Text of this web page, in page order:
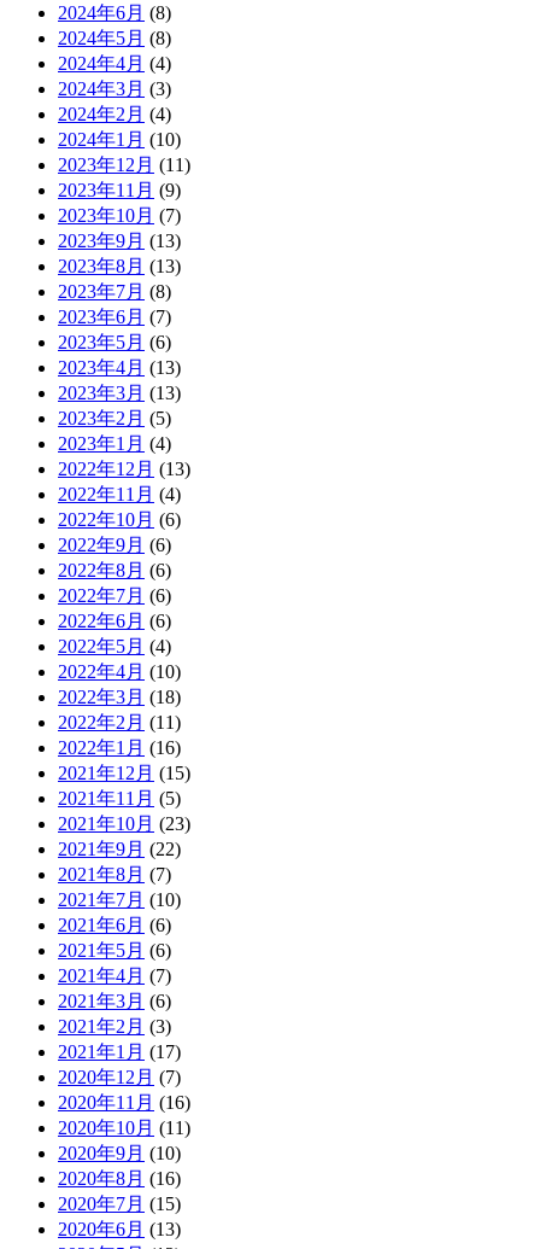
2024年6月 (8)
2024年5月 (8)
2024年4月 (4)
2024年3月 (3)
2024年2月 (4)
2024年1月 (10)
2023年12月 (11)
2023年11月 (9)
2023年10月 (7)
2023年9月 (13)
2023年8月 (13)
2023年7月 (8)
2023年6月 (7)
2023年5月 (6)
2023年4月 (13)
2023年3月 (13)
2023年2月 (5)
2023年1月 (4)
2022年12月 (13)
2022年11月 (4)
2022年10月 (6)
2022年9月 (6)
2022年8月 (6)
2022年7月 (6)
2022年6月 (6)
2022年5月 (4)
2022年4月 (10)
2022年3月 (18)
2022年2月 (11)
2022年1月 (16)
2021年12月 (15)
2021年11月 (5)
2021年10月 (23)
2021年9月 (22)
2021年8月 (7)
2021年7月 (10)
2021年6月 (6)
2021年5月 (6)
2021年4月 (7)
2021年3月 (6)
2021年2月 (3)
2021年1月 (17)
2020年12月 (7)
2020年11月 (16)
2020年10月 (11)
2020年9月 (10)
2020年8月 (16)
2020年7月 (15)
2020年6月 (13)